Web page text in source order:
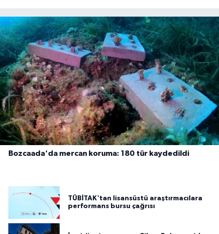
Bozcaada'da mercan koruma: 180 tür kaydedildi
TÜBİTAK'tan lisansüstü araştırmacılara
performans bursu çağrısı